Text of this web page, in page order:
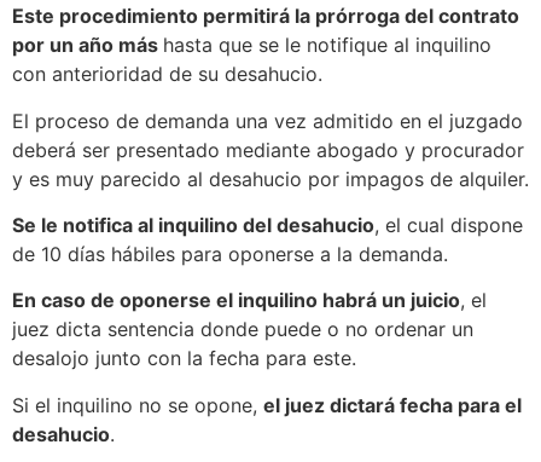
Este procedimiento permitirá la prórroga del contrato
por un año más hasta que se le notifique al inquilino
con anterioridad de su desahucio.
El proceso de demanda una vez admitido en el juzgado
deberá ser presentado mediante abogado y procurador
y es muy parecido al desahucio por impagos de alquiler.
Se le notifica al inquilino del desahucio, el cual dispone
de 10 días hábiles para oponerse a la demanda.
En caso de oponerse el inquilino habrá un juicio, el
juez dicta sentencia donde puede o no ordenar un
desalojo junto con la fecha para este.
Si el inquilino no se opone, el juez dictará fecha para el
desahucio.